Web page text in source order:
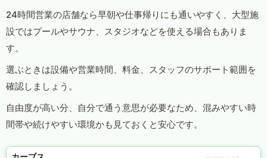
24時間営業の店舗なら早朝や仕事帰りにも通いやすく、大型施
設ではプールやサウナ、スタジオなどを使える場合もありま
す。
選ぶときは設備や営業時間、料金、スタッフのサポート範囲を
確認しましょう。
自由度が高い分、自分で通う意思が必要なため、混みやすい時
間帯や続けやすい環境かも見ておくと安心です。